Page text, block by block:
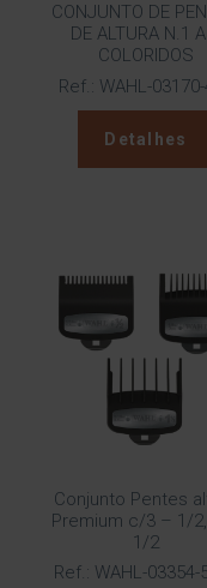
CONJUNTO DE
DE ALTURA N.1
COLORIDOS
Ref.: WAHL-
Detalhes
Conjunto Pentes
Premium c/3 – 1/2,
1/2
Ref.: WAHL-03354-